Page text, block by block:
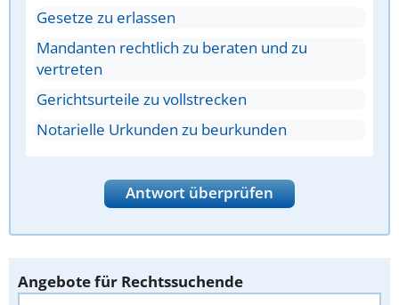
Gesetze zu erlassen
Mandanten rechtlich zu beraten und zu
vertreten
Gerichtsurteile zu vollstrecken
Notarielle Urkunden zu beurkunden
Antwort überprüfen
Angebote für Rechtssuchende